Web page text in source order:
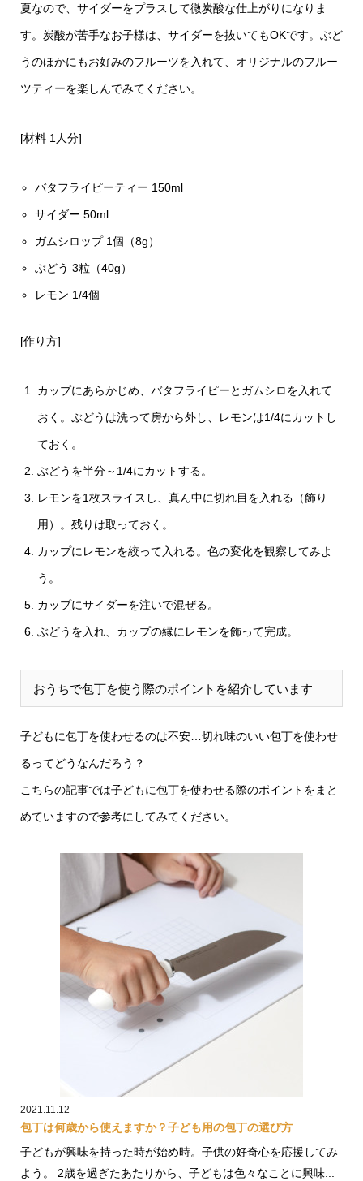
夏なので、サイダーをプラスして微炭酸な仕上がりになりま
す。炭酸が苦手なお子様は、サイダーを抜いてもOKです。ぶど
うのほかにもお好みのフルーツを入れて、オリジナルのフルー
ツティーを楽しんでみてください。
[材料 1人分]
バタフライピーティー 150ml
サイダー 50ml
ガムシロップ 1個（8g）
ぶどう 3粒（40g）
レモン 1/4個
[作り方]
カップにあらかじめ、バタフライピーとガムシロを入れて
おく。ぶどうは洗って房から外し、レモンは1/4にカットし
ておく。
ぶどうを半分～1/4にカットする。
レモンを1枚スライスし、真ん中に切れ目を入れる（飾り
用）。残りは取っておく。
カップにレモンを絞って入れる。色の変化を観察してみよ
う。
カップにサイダーを注いで混ぜる。
ぶどうを入れ、カップの縁にレモンを飾って完成。
おうちで包丁を使う際のポイントを紹介しています
子どもに包丁を使わせるのは不安…切れ味のいい包丁を使わせ
るってどうなんだろう？
こちらの記事では子どもに包丁を使わせる際のポイントをまと
めていますので参考にしてみてください。
2021.11.12
包丁は何歳から使えますか？子ども用の包丁の選び方
子どもが興味を持った時が始め時。子供の好奇心を応援してみ
よう。 2歳を過ぎたあたりから、子どもは色々なことに興味...